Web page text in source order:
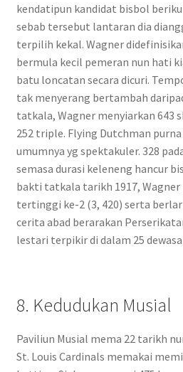
kendatipun kandidat bisbol
sebab tersebut lantaran dia
terpilih kekal. Wagner
bermula kecil pemeran nun hati
batu loncatan secara dicuri.
tak menyerang bertambah
tatkala, Wagner menyiarkan 643
252 triple. Flying Dutchman
umumnya yg spektakuler. 328
semasa durasi keleneng hancur
bakti tatkala tarikh 1917,
tertinggi ke-2 (3, 420) serta
cerita abad berarakan
lestari terpikir di dalam 25
8. Kedudukan Musial
Paviliun Musial mema 22 tarikh
St. Louis Cardinals memakai